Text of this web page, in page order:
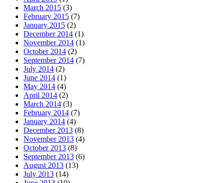
March 2015 (3)
February 2015 (7)
January 2015 (2)
December 2014 (1)
November 2014 (1)
October 2014 (2)
September 2014 (7)
July 2014 (2)
June 2014 (1)
May 2014 (4)
April 2014 (2)
March 2014 (3)
February 2014 (7)
January 2014 (4)
December 2013 (8)
November 2013 (4)
October 2013 (8)
September 2013 (6)
August 2013 (13)
July 2013 (14)